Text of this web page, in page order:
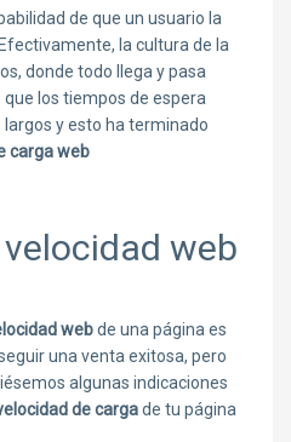
de que un usuario la
la cultura de la
donde todo llega y pasa
los tiempos de espera
y esto ha terminado
carga web
web
webde una página es
una venta exitosa, pero
algunas indicaciones
de cargade tu página